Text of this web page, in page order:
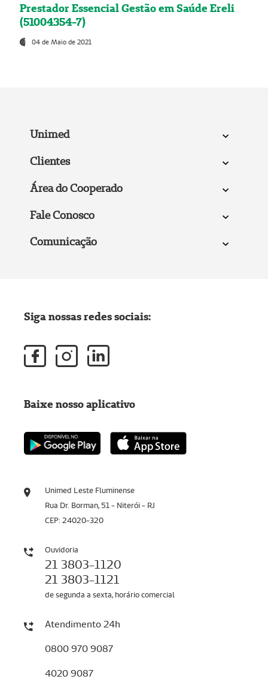
Prestador Essencial Gestão em Saúde Ereli
(51004354-7)
04 de Maio de 2021
Unimed
Clientes
Área do Cooperado
Fale Conosco
Comunicação
Unimed Leste Fluminense
Rua Dr. Borman, 51 - Niterói - RJ
CEP: 24020-320
Ouvidoria
21 3803-1120
21 3803-1121
de segunda a sexta, horário comercial
Atendimento 24h
0800 970 9087
4020 9087
Siga nossas redes sociais:
Baixe nosso aplicativo